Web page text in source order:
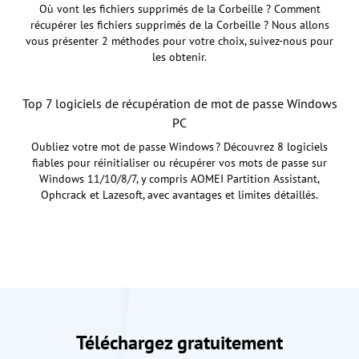
Où vont les fichiers supprimés de la Corbeille ? Comment
récupérer les fichiers supprimés de la Corbeille ? Nous allons
vous présenter 2 méthodes pour votre choix, suivez-nous pour
les obtenir.
Top 7 logiciels de récupération de mot de passe Windows
PC
Oubliez votre mot de passe Windows ? Découvrez 8 logiciels
fiables pour réinitialiser ou récupérer vos mots de passe sur
Windows 11/10/8/7, y compris AOMEI Partition Assistant,
Ophcrack et Lazesoft, avec avantages et limites détaillés.
Téléchargez gratuitement